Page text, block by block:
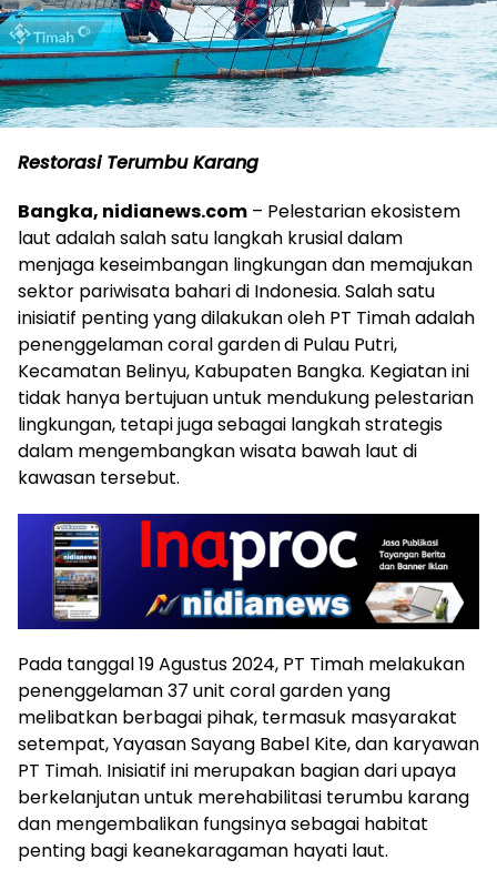
Restorasi Terumbu Karang
Bangka, nidianews.com – Pelestarian ekosistem
laut adalah salah satu langkah krusial dalam
menjaga keseimbangan lingkungan dan memajukan
sektor pariwisata bahari di Indonesia. Salah satu
inisiatif penting yang dilakukan oleh PT Timah adalah
penenggelaman coral gardendi Pulau Putri,
Kecamatan Belinyu, Kabupaten Bangka. Kegiatan ini
tidak hanya bertujuan untuk mendukung pelestarian
lingkungan, tetapi juga sebagai langkah strategis
dalam mengembangkan wisata bawah laut di
kawasan tersebut.
Pada tanggal 19 Agustus 2024, PT Timah melakukan
penenggelaman 37 unit coral garden yang
melibatkan berbagai pihak, termasuk masyarakat
setempat, Yayasan Sayang Babel Kite, dan karyawan
PT Timah. Inisiatif ini merupakan bagian dari upaya
berkelanjutan untuk merehabilitasi terumbu karang
dan mengembalikan fungsinya sebagai habitat
penting bagi keanekaragaman hayati laut.